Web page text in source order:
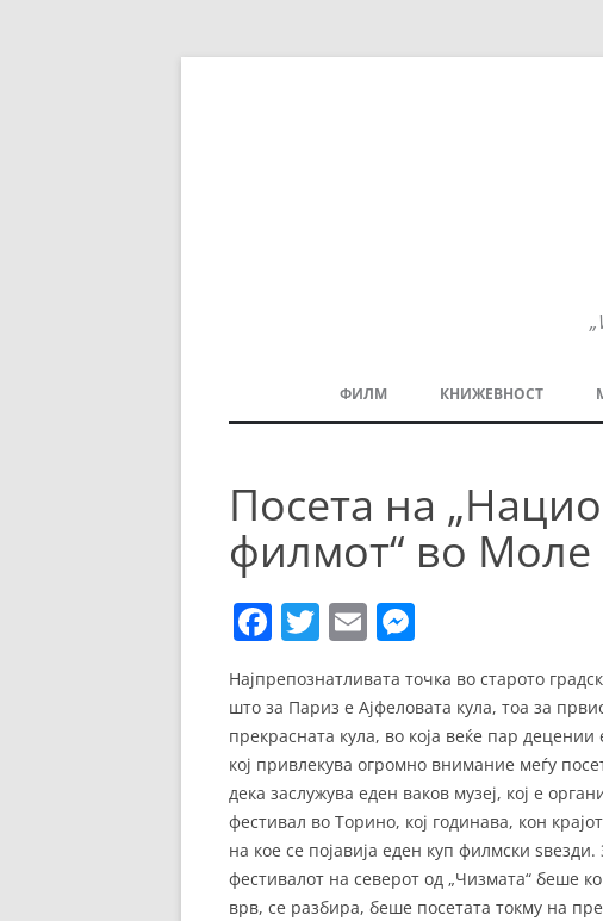
ФИЛМ
БАЛКАНСКИ ФИЛМ
ЕВРОПСКИ ФИЛМ
ФЕСТИВАЛИ
ФИЛМОПОЛИС
КНИЖЕВНОСТ
Посета на
филмот“ во Моле
F
c
e
b
o
o
k
T
itt
er
E
ai
l
ss
e
n
g
er
Најпрепознатливата точка во старото
што за Париз е Ајфеловата кула, тоа за
прекрасната кула, во која веќе пар
кој привлекува огромно внимание меѓу
дека заслужува еден ваков музеј, кој е
фестивал во Торино, кој годинава, кон
на кое се појавија еден куп филмски
фестивалот на северот од „Чизмата“ беше
врв, се разбира, беше посетата токму на